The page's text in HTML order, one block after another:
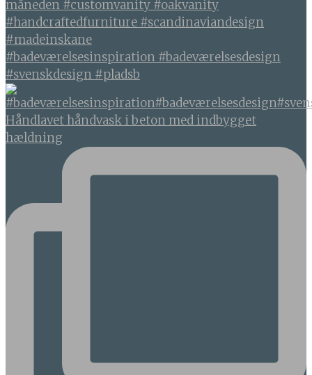
#badeværelsesinspiration #badeværelsesdesign
#svenskdesign #pladsb
Håndlavet håndvask i beton med indbygget
hældning